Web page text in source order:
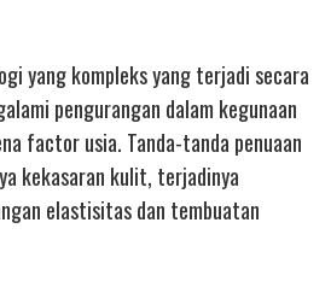
yang kompleks yang terjadi secara
pengurangan dalam kegunaan
factor usia. Tanda-tanda penuaan
kekasaran kulit, terjadinya
elastisitas dan tembuatan